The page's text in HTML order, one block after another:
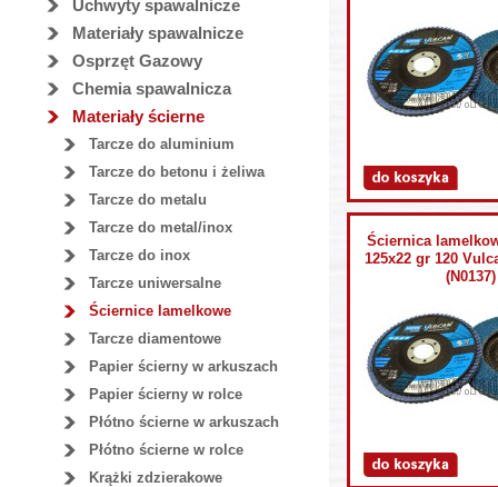
Uchwyty spawalnicze
Materiały spawalnicze
Osprzęt Gazowy
Chemia spawalnicza
Materiały ścierne
Tarcze do aluminium
Tarcze do betonu i żeliwa
Tarcze do metalu
Tarcze do metal/inox
Tarcze do inox
Tarcze uniwersalne
Ściernice lamelkowe
Tarcze diamentowe
Papier ścierny w arkuszach
Papier ścierny w rolce
Płótno ścierne w arkuszach
Płótno ścierne w rolce
Krążki zdzierakowe
Ściernica
125x22 gr 120
(N0137)